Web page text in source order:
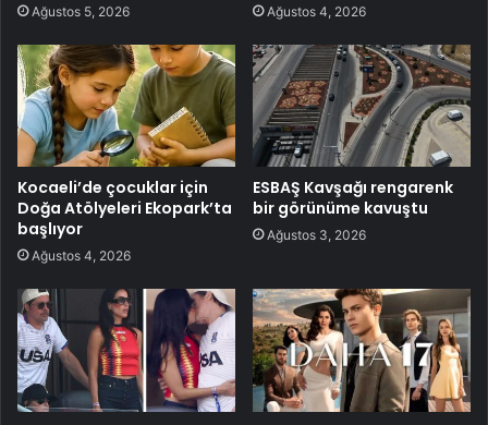
Ağustos 5, 2026 Ağustos 4, 2026
Kocaeli’de çocuklar için
Doğa Atölyeleri Ekopark’ta
başlıyor
Ağustos 4, 2026
ESBAŞ Kavşağı rengarenk
bir görünüme kavuştu
Ağustos 3, 2026